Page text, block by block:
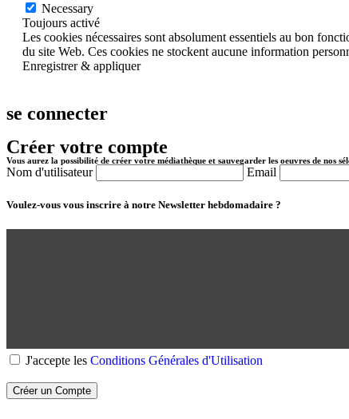
Necessary
Toujours activé
Les cookies nécessaires sont absolument essentiels au bon
du site Web. Ces cookies ne stockent aucune information
Enregistrer & appliquer
se connecter
Créer votre compte
Vous aurez la possibilité de créer votre médiathèque et sauvegarder les oeuvres de nos
Nom d'utilisateur Email
Voulez-vous vous inscrire à notre Newsletter hebdomadaire ?
J'accepte les Conditions Générales d'Utilisation
Créer un Compte